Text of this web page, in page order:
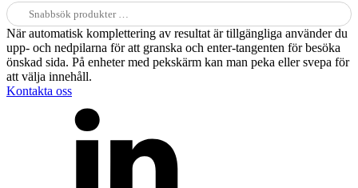
Sök
efter:
När automatisk komplettering av resultat är tillgängliga använder du
upp- och nedpilarna för att granska och enter-tangenten för besöka
önskad sida. På enheter med pekskärm kan man peka eller svepa för
att välja innehåll.
Kontakta oss